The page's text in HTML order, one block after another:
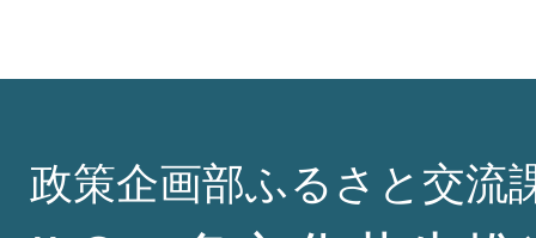
政策企画部ふるさと交流